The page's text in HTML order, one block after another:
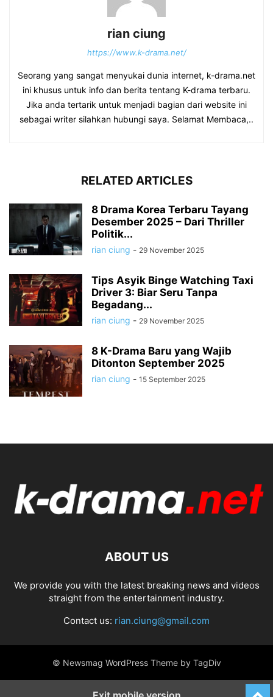
rian ciung
https://www.k-drama.net/
Seorang yang sangat menyukai dunia internet, k-drama.net
ini khusus untuk info dan berita tentang K-drama terbaru.
Jika anda tertarik untuk menjadi bagian dari website ini
sebagai writer silahkan hubungi saya. Selamat Membaca,..
RELATED ARTICLES
8 Drama Korea Terbaru Tayang
Desember 2025 – Dari Thriller
Politik...
rian ciung - 29 November 2025
Tips Asyik Binge Watching Taxi
Driver 3: Biar Seru Tanpa
Begadang...
rian ciung - 29 November 2025
8 K-Drama Baru yang Wajib
Ditonton September 2025
rian ciung - 15 September 2025
ABOUT US
We provide you with the latest breaking news and videos
straight from the entertainment industry.
Contact us: rian.ciung@gmail.com
© Newsmag WordPress Theme by TagDiv